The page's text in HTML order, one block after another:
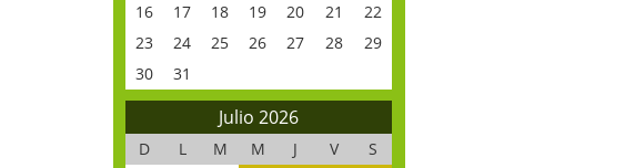
16
17 18 19 20 21
22
23
24 25 26 27 28
29
30
31
Julio 2026
D L M M J V
S